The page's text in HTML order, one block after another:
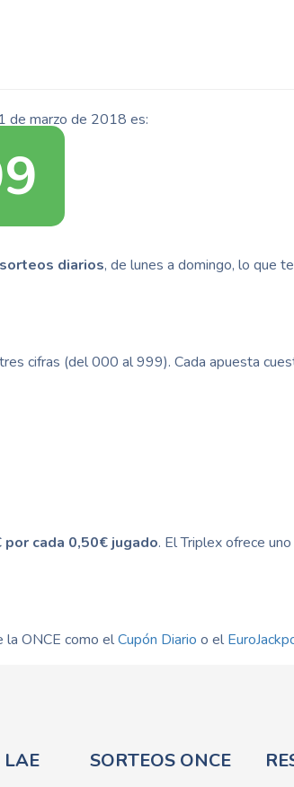
de marzo de 2018 es:
diarios, de lunes a domingo, lo que
cifras (del 000 al 999). Cada apuesta
por cada 0,50€ jugado. El Triplex ofrece
ONCE como elCupón Diario o el
LAE SORTEOS ONCE